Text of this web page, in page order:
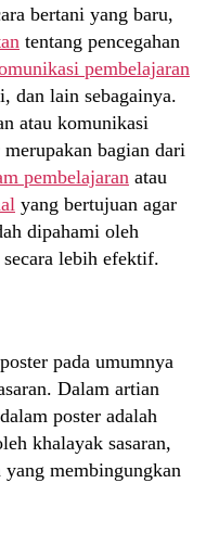
bertani yang baru,
tentang pencegahan
pembelajaran
dan lain sebagainya.
atau komunikasi
bagian dari
pembelajaran atau
yang bertujuan agar
dipahami oleh
lebih efektif.
pada umumnya
Dalam artian
poster adalah
khalayak sasaran,
yang membingungkan